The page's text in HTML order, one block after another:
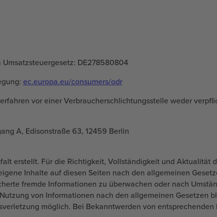
DE278580804
ec.europa.eu/consumers/odr
vor einer Verbraucherschlichtungsstelle weder
A, Edisonstraße 63, 12459 Berlin
erstellt. Für die Richtigkeit, Vollständigkeit und
Inhalte auf diesen Seiten nach den allgemeinen
fremde Informationen zu überwachen oder nach
von Informationen nach den allgemeinen
möglich. Bei Bekanntwerden von